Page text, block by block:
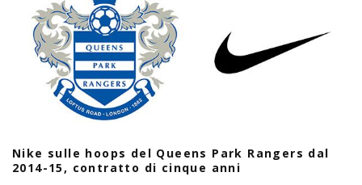
Nike sulle hoops del Queens Park Rangers dal
2014-15, contratto di cinque anni